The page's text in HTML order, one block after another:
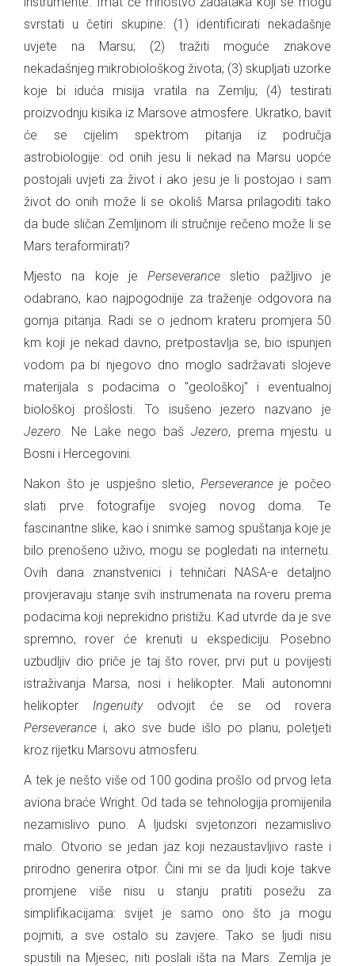
svrstati u četiri skupine: (1) identificirati nekadašnje
uvjete na Marsu; (2) tražiti moguće znakove
nekadašnjeg mikrobiološkog života; (3) skupljati uzorke
koje bi iduća misija vratila na Zemlju; (4) testirati
proizvodnju kisika iz Marsove atmosfere. Ukratko, bavit
će se cijelim spektrom pitanja iz područja
astrobiologije: od onih jesu li nekad na Marsu uopće
postojali uvjeti za život i ako jesu je li postojao i sam
život do onih može li se okoliš Marsa prilagoditi tako
da bude sličan Zemljinom ili stručnije rečeno može li se
Mars teraformirati?
Mjesto na koje jePerseverance sletio pažljivo je
odabrano, kao najpogodnije za traženje odgovora na
gornja pitanja. Radi se o jednom krateru promjera 50
km koji je nekad davno, pretpostavlja se, bio ispunjen
vodom pa bi njegovo dno moglo sadržavati slojeve
materijala s podacima o "geološkoj" i eventualnoj
biološkoj prošlosti. To isušeno jezero nazvano je
Jezero. Ne Lake nego baš Jezero, prema mjestu u
Bosni i Hercegovini.
Nakon što je uspješno sletio, Perseveranceje počeo
slati prve fotografije svojeg novog doma. Te
fascinantne slike, kao i snimke samog spuštanja koje je
bilo prenošeno uživo, mogu se pogledati na internetu.
Ovih dana znanstvenici i tehničari NASA-e detaljno
provjeravaju stanje svih instrumenata na roveru prema
podacima koji neprekidno pristižu. Kad utvrde da je sve
spremno, rover će krenuti u ekspediciju. Posebno
uzbudljiv dio priče je taj što rover, prvi put u povijesti
istraživanja Marsa, nosi i helikopter. Mali autonomni
helikopterIngenuityodvojit će se od rovera
Perseverance i, ako sve bude išlo po planu, poletjeti
kroz rijetku Marsovu atmosferu.
A tek je nešto više od 100 godina prošlo od prvog leta
aviona braće Wright. Od tada se tehnologija promijenila
nezamislivo puno. A ljudski svjetonzori nezamislivo
malo. Otvorio se jedan jaz koji nezaustavljivo raste i
prirodno generira otpor. Čini mi se da ljudi koje takve
promjene više nisu u stanju pratiti posežu za
simplifikacijama: svijet je samo ono što ja mogu
pojmiti, a sve ostalo su zavjere. Tako se ljudi nisu
spustili na Mjesec, niti poslali išta na Mars. Zemlja je